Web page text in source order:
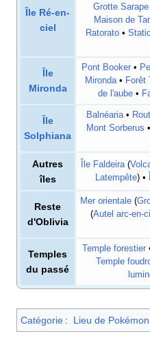
Île Ré-en-
ciel
Grotte Sarape
Maison de
Ratorato•
Île
Mironda
Pont Booker•
Mironda• Forêt
de l'aube •
Île
Solphiana
Balnéaria•
Mont Sorberus •
Autres
îles
Île Faldeira(
Latempête) •
Reste
d'Oblivia
Mer orientale(
(Autel arc-en-
Temples
du passé
Temple forestier
Temple
Catégorie : Lieu de